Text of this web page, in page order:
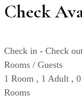
Check
Check in - Check
Rooms / Guests
1 Room , 1 Adult , 0
Rooms